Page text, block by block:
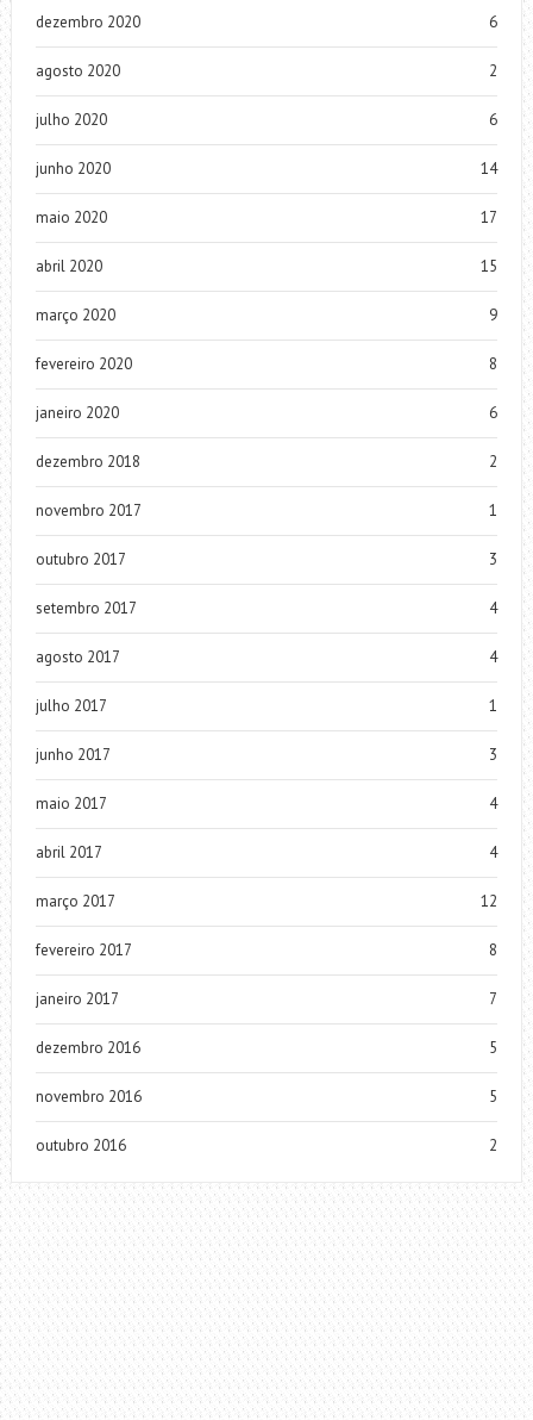
dezembro 2020 6
agosto 2020 2
julho 2020 6
junho 2020 14
maio 2020 17
abril 2020 15
março 2020 9
fevereiro 2020 8
janeiro 2020 6
dezembro 2018 2
novembro 2017 1
outubro 2017 3
setembro 2017 4
agosto 2017 4
julho 2017 1
junho 2017 3
maio 2017 4
abril 2017 4
março 2017 12
fevereiro 2017 8
janeiro 2017 7
dezembro 2016 5
novembro 2016 5
outubro 2016 2